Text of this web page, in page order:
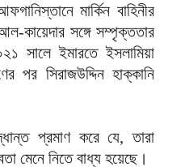
মার্কিন বাহিনীর
কায়েদার সঙ্গে সম্পৃক্ততার
সালে ইমারতে ইসলামিয়া
পর সিরাজউদ্দিন হাক্কানি
প্রমাণ করে যে, তারা
মেনে নিতে বাধ্য হয়েছে।